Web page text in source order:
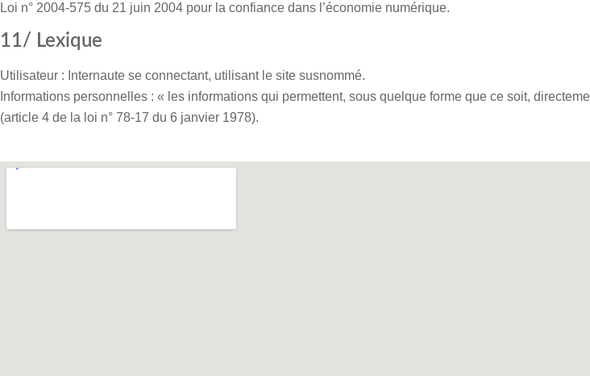
Loi n° 2004-575 du 21 juin 2004 pour la confiance dans l’économie numérique.
11/ Lexique
Utilisateur : Internaute se connectant, utilisant le site susnommé.
Informations personnelles : « les informations qui permettent, sous quelque forme que ce soit,
(article 4 de la loi n° 78-17 du 6 janvier 1978).